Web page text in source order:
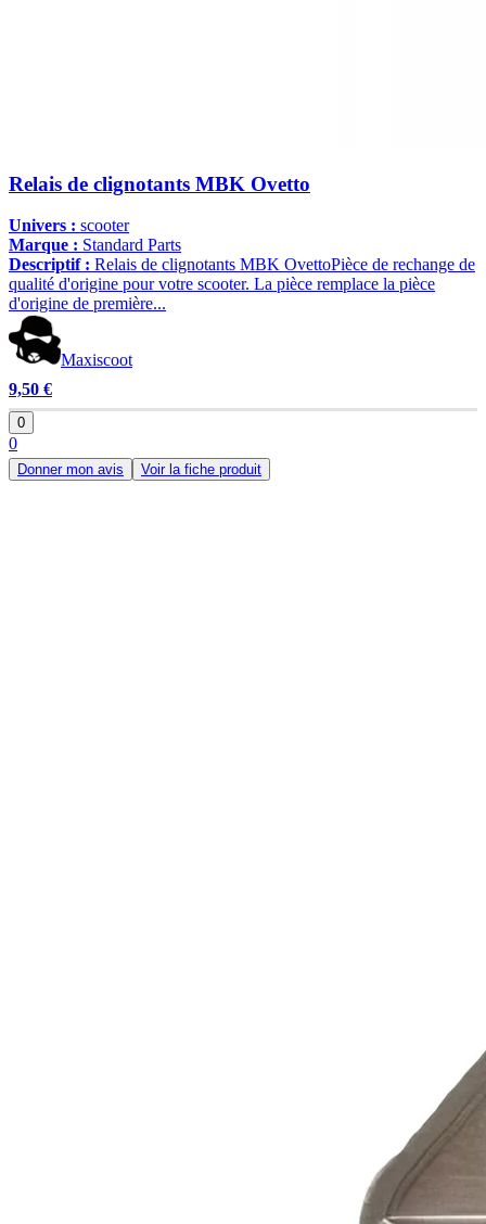
Relais de clignotants MBK Ovetto
Univers : scooter
Marque : Standard Parts
Descriptif : Relais de clignotants MBK OvettoPièce de rechange de
qualité d'origine pour votre scooter. La pièce remplace la pièce
d'origine de première...
Maxiscoot
9,50 €
0
0
Donner mon avis Voir la fiche produit